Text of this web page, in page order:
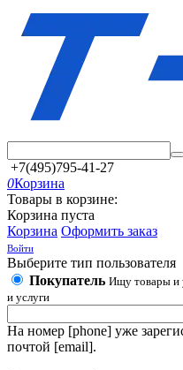
+7(495)795-41-27
0Корзина
Товары в корзине:
Корзина пуста
Корзина Оформить заказ
Войти
Выберите тип пользователя
Покупатель Ищу товары и
и услуги
На номер [phone] уже
почтой [email].